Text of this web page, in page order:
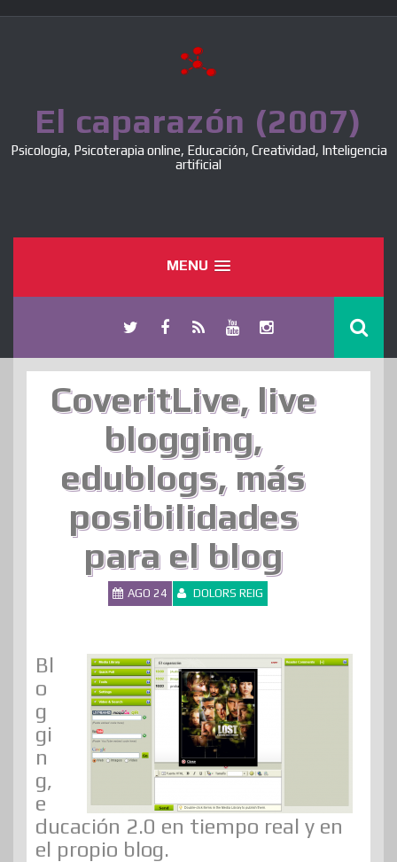
El caparazón (2007)
Psicología, Psicoterapia online, Educación, Creatividad, Inteligencia
artificial
MENU
CoveritLive, live
blogging,
edublogs, más
posibilidades
para el blog
AGO 24 DOLORS REIG
Bl
o
g
gi
n
g,
e
ducación 2.0 en tiempo real y en
el propio blog.